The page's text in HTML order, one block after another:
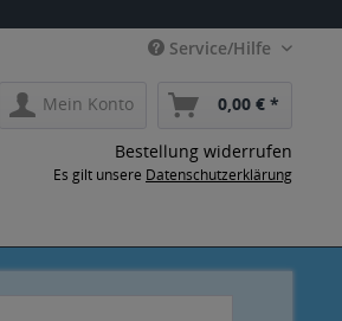
Service/Hilfe
Mein Konto 0,00 € *
Bestellung widerrufen
Es gilt unsere Datenschutzerklärung